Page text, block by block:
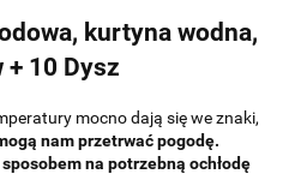
kurtyna wodna,
10 Dysz
mocno dają się we znaki,
nam przetrwać pogodę.
na potrzebną ochłodę